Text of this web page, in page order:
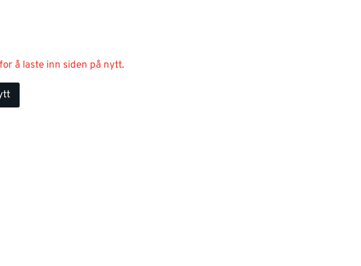
å laste inn siden på nytt.